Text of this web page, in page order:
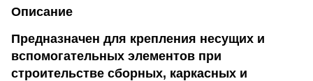
Описание
Предназначен для крепления несущих и
вспомогательных элементов при
строительстве сборных, каркасных и